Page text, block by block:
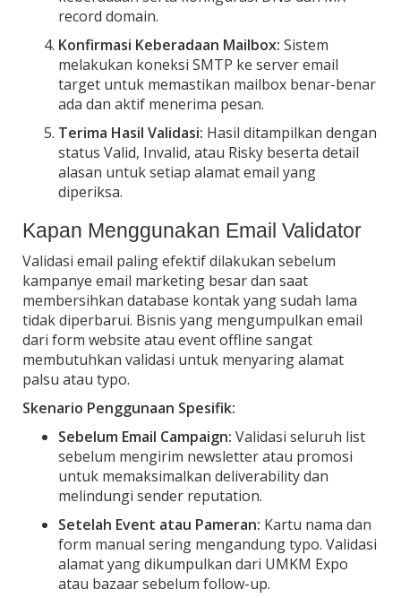
record domain.
Konfirmasi Keberadaan Mailbox: Sistem
melakukan koneksi SMTP ke server email
target untuk memastikan mailbox benar-benar
ada dan aktif menerima pesan.
Terima Hasil Validasi: Hasil ditampilkan dengan
status Valid, Invalid, atau Risky beserta detail
alasan untuk setiap alamat email yang
diperiksa.
Kapan Menggunakan Email Validator
Validasi email paling efektif dilakukan sebelum
kampanye email marketing besar dan saat
membersihkan database kontak yang sudah lama
tidak diperbarui. Bisnis yang mengumpulkan email
dari form website atau event offline sangat
membutuhkan validasi untuk menyaring alamat
palsu atau typo.
Skenario Penggunaan Spesifik:
Sebelum Email Campaign: Validasi seluruh list
sebelum mengirim newsletter atau promosi
untuk memaksimalkan deliverability dan
melindungi sender reputation.
Setelah Event atau Pameran: Kartu nama dan
form manual sering mengandung typo. Validasi
alamat yang dikumpulkan dari UMKM Expo
atau bazaar sebelum follow-up.